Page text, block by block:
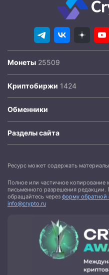
Монеты
Криптобиржи
Обменники
Разделы сайта
Ресурс может содержать материалы
Полное или частичное
письменного разрешения
обращайтесь через форму обратной
info@crypto.ru